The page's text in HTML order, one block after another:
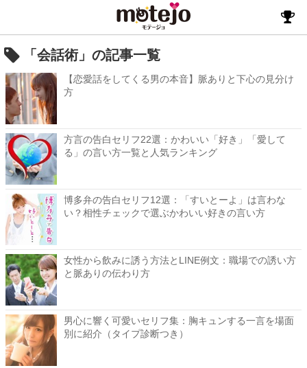
「会話術」の記事一覧
【恋愛話をしてくる男の本音】脈ありと下心の見分け
方
方言の告白セリフ22選：かわいい「好き」「愛して
る」の言い方一覧と人気ランキング
博多弁の告白セリフ12選：「すいとーよ」は言わな
い？相性チェックで選ぶかわいい好きの言い方
女性から飲みに誘う方法とLINE例文：職場での誘い方
と脈ありの伝わり方
男心に響く可愛いセリフ集：胸キュンする一言を場面
別に紹介（タイプ診断つき）